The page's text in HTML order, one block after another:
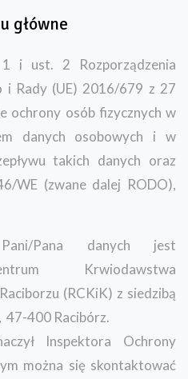
główne
i ust. 2 Rozporządzenia
i Rady (UE) 2016/679 z 27
ochrony osób fizycznych w
danych osobowych i w
takich danych oraz
WE (zwane dalej RODO),
Pana danych jest
Krwiodawstwa
(RCKiK) z siedzibą
47-400 Racibórz.
Inspektora Ochrony
można się skontaktować